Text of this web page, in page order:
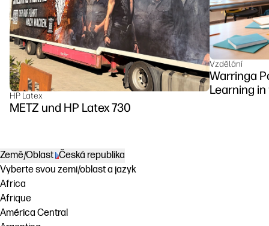
HP Latex
METZ und HP Latex 730
Vzdělání
Warringa
Learning
Země/Oblast Česká republika
Vyberte svou zemi/oblast a jazyk
Africa
Afrique
América Central